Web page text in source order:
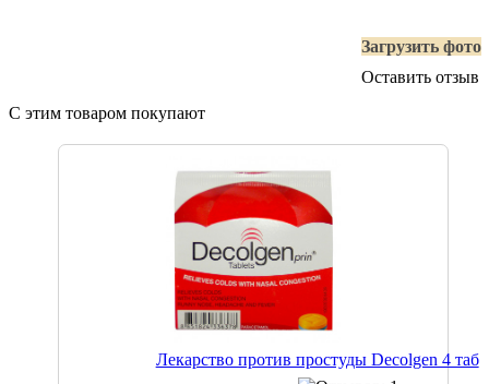
Загрузить фото
Оставить отзыв
С этим товаром покупают
Лекарство против простуды Decolgen 4 таб